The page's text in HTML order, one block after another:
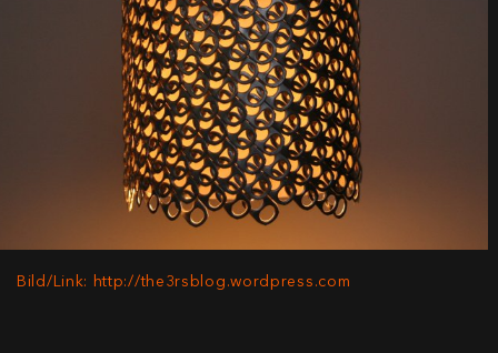
Bild/Link: http://the3rsblog.wordpress.com